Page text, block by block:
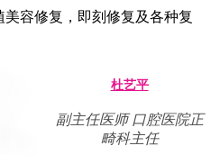
容修复，即刻修复及各种复
杜艺平
副主任医师 口腔医院正
畸科主任